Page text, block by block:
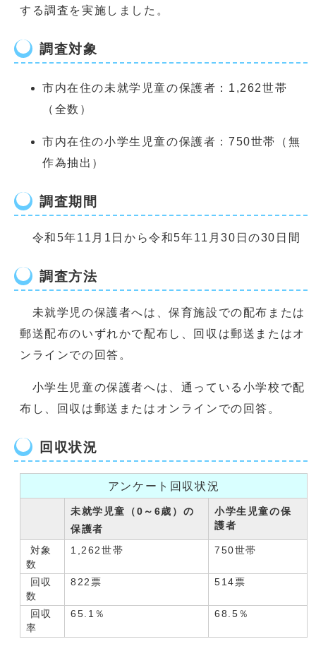
する調査を実施しました。
調査対象
市内在住の未就学児童の保護者：1,262世帯
（全数）
市内在住の小学生児童の保護者：750世帯（無
作為抽出）
調査期間
令和5年11月1日から令和5年11月30日の30日間
調査方法
未就学児の保護者へは、保育施設での配布または
郵送配布のいずれかで配布し、回収は郵送またはオ
ンラインでの回答。
小学生児童の保護者へは、通っている小学校で配
布し、回収は郵送またはオンラインでの回答。
回収状況
アンケート回収状況
未就学児童（0～6歳）の
保護者
小学生児童の保
護者
対象
数
1,262世帯 750世帯
回収
数
822票 514票
回収
率
65.1％ 68.5％